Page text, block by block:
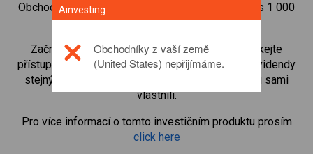
Obchodujte na obchodní platformě Ainvesting přes 1 000
mezinárodních akcií.
Začněte obchodovat CFD naU.S. Bancorp
. Získejte
přístup ke kurzům v reálném čase a dostávejte dividendy
stejným způsobem, jako kdybyste akcie opravdu sami
vlastnili.
Pro více informací o tomto investičním produktu prosím
click here
Ainvesting
Obchodníky z vaší země
(United States) nepřijímáme.